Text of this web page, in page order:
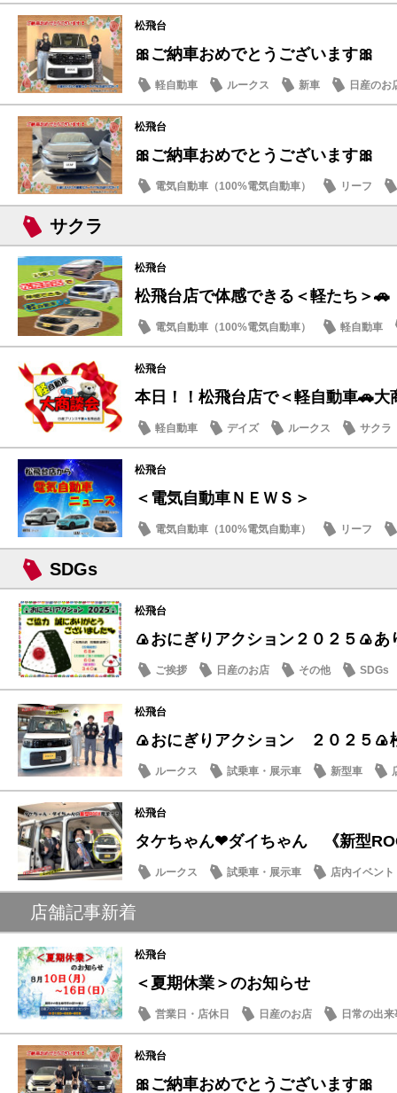
松飛台
🎀ご納車おめでとうございます🎀
軽自動車 ルークス 新車 日産のお
松飛台
🎀ご納車おめでとうございます🎀
電気自動車（100%電気自動車） リーフ
サクラ
松飛台
松飛台店で体感できる＜軽たち＞🚗
電気自動車（100%電気自動車）
軽自動車
サクラ
松飛台
本日！！松飛台店で＜軽自動車🚗大
軽自動車 デイズ ルークス サクラ
松飛台
＜電気自動車ＮＥＷＳ＞
電気自動車（100%電気自動車）
リーフ
日産のお店
SDGs
松飛台
🍙おにぎりアクション２０２５🍙あ
ご挨拶 日産のお店 その他 SDGs
松飛台
🍙おにぎりアクション ２０２５
ルークス 試乗車・展示車 新型車
松飛台
タケちゃん❤ダイちゃん 《新型
ルークス 試乗車・展示車 店内イベント
店舗記事新着
松飛台
＜夏期休業＞のお知らせ
営業日・店休日 日産のお店 日常の出来
松飛台
🎀ご納車おめでとうございます🎀